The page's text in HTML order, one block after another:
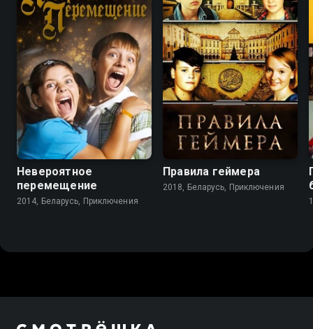
6.9
Невероятное
перемещение
2014, Беларусь, Приключения
7.2
Правила геймера
2018, Беларусь, Приключения